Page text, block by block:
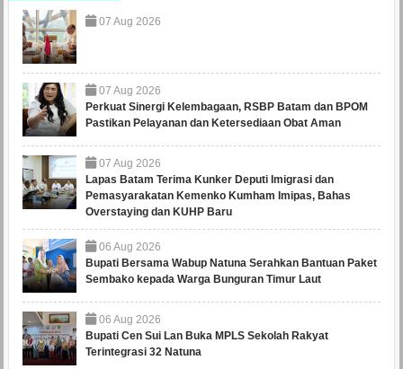
07 Aug 2026
07 Aug 2026
Perkuat Sinergi Kelembagaan, RSBP Batam dan BPOM
Pastikan Pelayanan dan Ketersediaan Obat Aman
07 Aug 2026
Lapas Batam Terima Kunker Deputi Imigrasi dan
Pemasyarakatan Kemenko Kumham Imipas, Bahas
Overstaying dan KUHP Baru
06 Aug 2026
Bupati Bersama Wabup Natuna Serahkan Bantuan Paket
Sembako kepada Warga Bunguran Timur Laut
06 Aug 2026
Bupati Cen Sui Lan Buka MPLS Sekolah Rakyat
Terintegrasi 32 Natuna